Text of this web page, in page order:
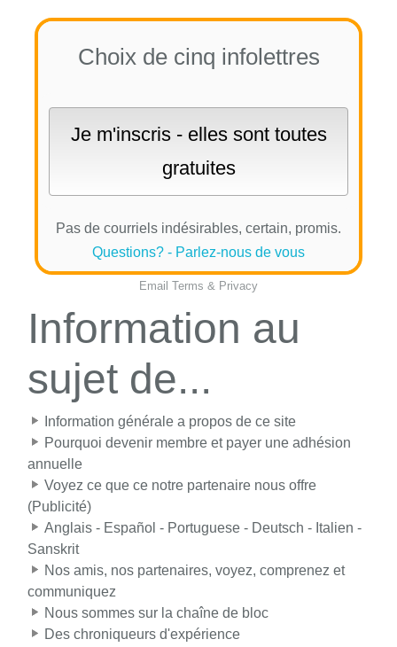
Choix de cinq infolettres
Pas de courriels indésirables, certain, promis.
Questions? - Parlez-nous de vous
Email Terms & Privacy
Information au
sujet de...
Information générale a propos de ce site
Pourquoi devenir membre et payer une adhésion
annuelle
Voyez ce que ce notre partenaire nous offre
(Publicité)
Anglais - Español - Portuguese - Deutsch - Italien -
Sanskrit
Nos amis, nos partenaires, voyez, comprenez et
communiquez
Nous sommes sur la chaîne de bloc
Des chroniqueurs d'expérience